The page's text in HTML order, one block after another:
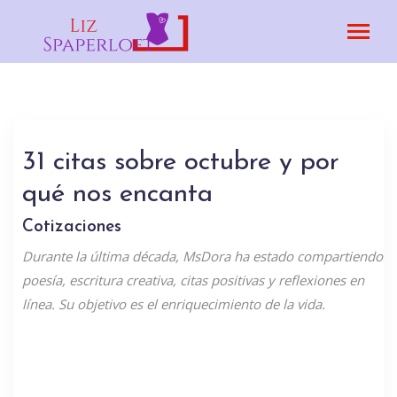
31 citas sobre octubre y por
qué nos encanta
Cotizaciones
Durante la última década, MsDora ha estado compartiendo
poesía, escritura creativa, citas positivas y reflexiones en
línea. Su objetivo es el enriquecimiento de la vida.